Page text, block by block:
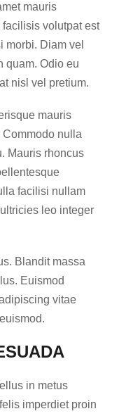
mauris
volutpat est
morbi. Diam vel
quam. Odio eu
nisl vel pretium.
mauris
nulla
Mauris rhoncus
facilisi nullam
leo integer
Blandit massa
Euismod
vitae
in metus
imperdiet proin